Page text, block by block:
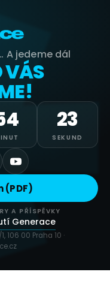
A jedeme dál
VÁS
23
SEKUND
(PDF)
A PŘÍSPĚVKY
Generace
106 00 Praha 10 ·